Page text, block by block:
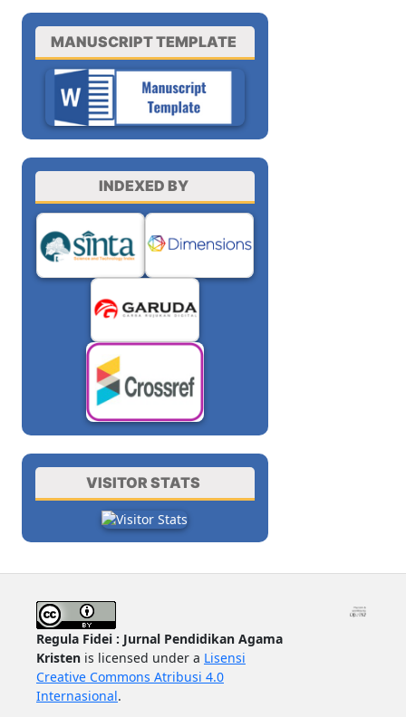
MANUSCRIPT TEMPLATE
INDEXED BY
VISITOR STATS
Regula Fidei : Jurnal Pendidikan Agama
Kristen is licensed under a Lisensi
Creative Commons Atribusi 4.0
Internasional.